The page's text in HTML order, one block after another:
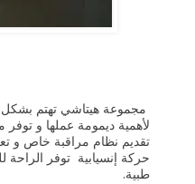
مجموعة هيتاشي تهتم
لأهمية ديمومة عملها و
تقديم نظام مراقبة خاص و
حركة إنسيابية توفر
طبية.